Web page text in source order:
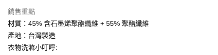
3.實際核准額度、可分期數及費用金額請依後續交易確認頁面所載為準。
4.訂單成立30分鐘內，如未前往確認交易或遇審核未通過，訂單將自動取
消。如遇「轉專審核」未通過狀況，表示未達大哥付你分期系統評分，恕無
法說明評估內容。
【繳款方式說明】
AFTEE先享後付是「在收到商品之後才付款」的支付方式。 讓您購物簡單
１．簡單：不需註冊會員、不需綁卡、不需儲值。
２．便利：只要手機號碼，簡訊認證，即可結帳。
３．安心：先確認商品／服務後，再付款。
ATM付款
運送方式
付款後全家取貨
銷售重點
材質：45% 含石墨烯聚酯纖維 + 55% 聚酯纖維
產地：台灣製造
衣物洗滌小叮嚀: